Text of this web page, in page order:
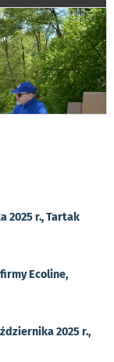
2025 r., Tartak
Ecoline,
2025 r.,